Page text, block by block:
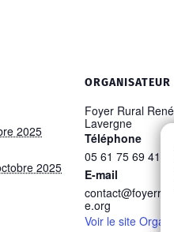
2025
2025
ORGANISATEUR
Foyer Rural René
Lavergne
Téléphone
05 61 75 69 41
E-mail
e.org
Voir le site